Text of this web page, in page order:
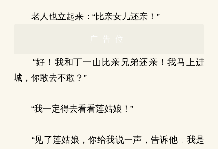
老人也立起来：“比亲女儿还亲！”
广告位
“好！我和丁一山比亲兄弟还亲！我马上进
城，你敢去不敢？”
“我一定得去看看莲姑娘！”
“见了莲姑娘，你给我说一声，告诉他，我是